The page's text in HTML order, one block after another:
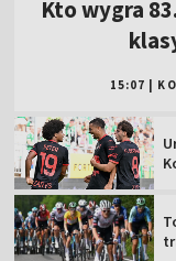
Kto wygra
15:07